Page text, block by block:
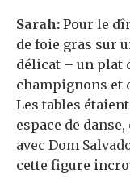
Sarah: Pour le
de foie gras sur
délicat – un plat
champignons et
Les tables
espace de
avec Dom
cette figure